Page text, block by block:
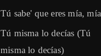
Tú sabe' que eres mía, mía
Tú misma lo decías (Tú
misma lo decías)